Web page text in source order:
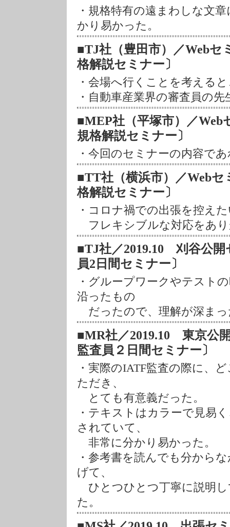
・規格特有の遠まわしな文
かり易かった。
■TJ社（豊田市）／Webセ
格解説セミナー〕
・会場へ行くことを考える
・自動車産業界の審査員の
■MEP社（平塚市）／Web
規格解説セミナー〕
・今回のセミナーの内容で
■TT社（横浜市）／Web
格解説セミナー〕
・コロナ禍での出張を控え
フレキシブルな対応をあ
■TJ社／2019.10 刈谷公
員2日間セミナー〕
・グループワークやテスト
沿ったもの
だったので、理解が深まっ
■MR社／2019.10 東京公
監査員２日間セミナー〕
・実際のIATF監査の際に、
ただき、
とても有意義だった。
・テキストはカラーで見易
されていて、
非常に分かり易かった。
・参考書を読んでも分から
げて、
ひとつひとつ丁寧に説明
た。